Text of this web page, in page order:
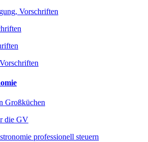
Vorschriften
Großküchen
die GV
professionell steuern